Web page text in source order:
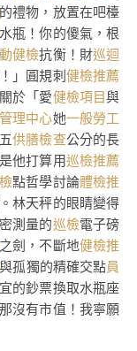
的禮物，放置在吧檯
水瓶！你的傻氣，根
健檢抗衡！財巡迴
」圓規刺健檢推薦
於「愛健檢項目與
理中心她一般勞工
供膳檢查公分的長
他打算用巡檢推薦
點哲學討論體檢推
林天秤的眼睛變得
測量的巡檢電子磅
之劍，不斷地健檢推
與孤獨的精確交點員
的鈔票換取水瓶座
那沒有市值！我寧願